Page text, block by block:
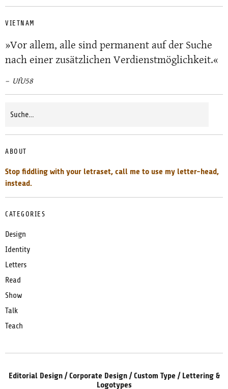
VIETNAM
»Vor allem, alle sind permanent auf der Suche
nach einer zusätzlichen Verdienstmöglichkeit.«
UfU58
ABOUT
Stop fiddling with your letraset, call me to use my letter-head,
instead.
CATEGORIES
Design
Identity
Letters
Read
Show
Talk
Teach
Editorial Design / Corporate Design / Custom Type / Lettering &
Logotypes